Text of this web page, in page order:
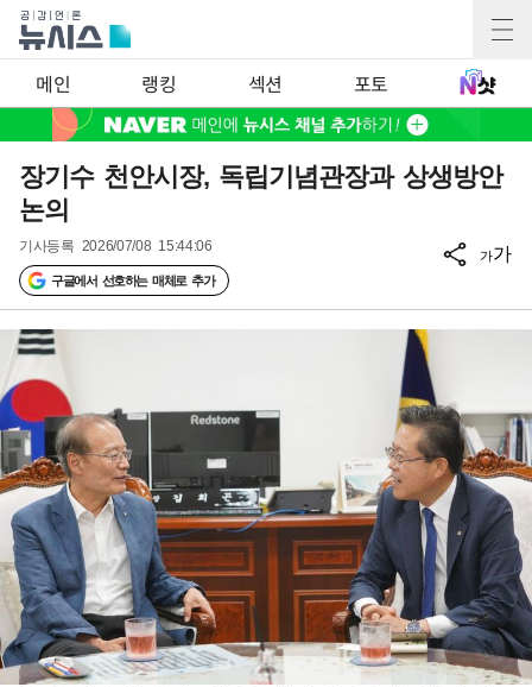
메인 랭킹 섹션 포토
장기수 천안시장, 독립기념관장과 상생방안
논의
기사등록 2026/07/08 15:44:06
구글에서 선호하는 매체로 추가
가가